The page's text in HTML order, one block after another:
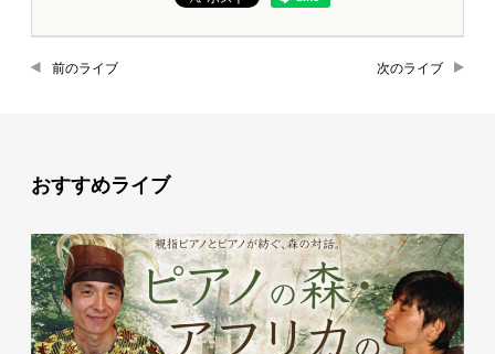
前のライブ 次のライブ
おすすめライブ